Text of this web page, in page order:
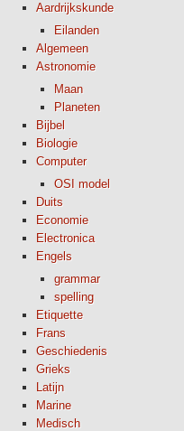
Aardrijkskunde
Eilanden
Algemeen
Astronomie
Maan
Planeten
Bijbel
Biologie
Computer
OSI model
Duits
Economie
Electronica
Engels
grammar
spelling
Etiquette
Frans
Geschiedenis
Grieks
Latijn
Marine
Medisch